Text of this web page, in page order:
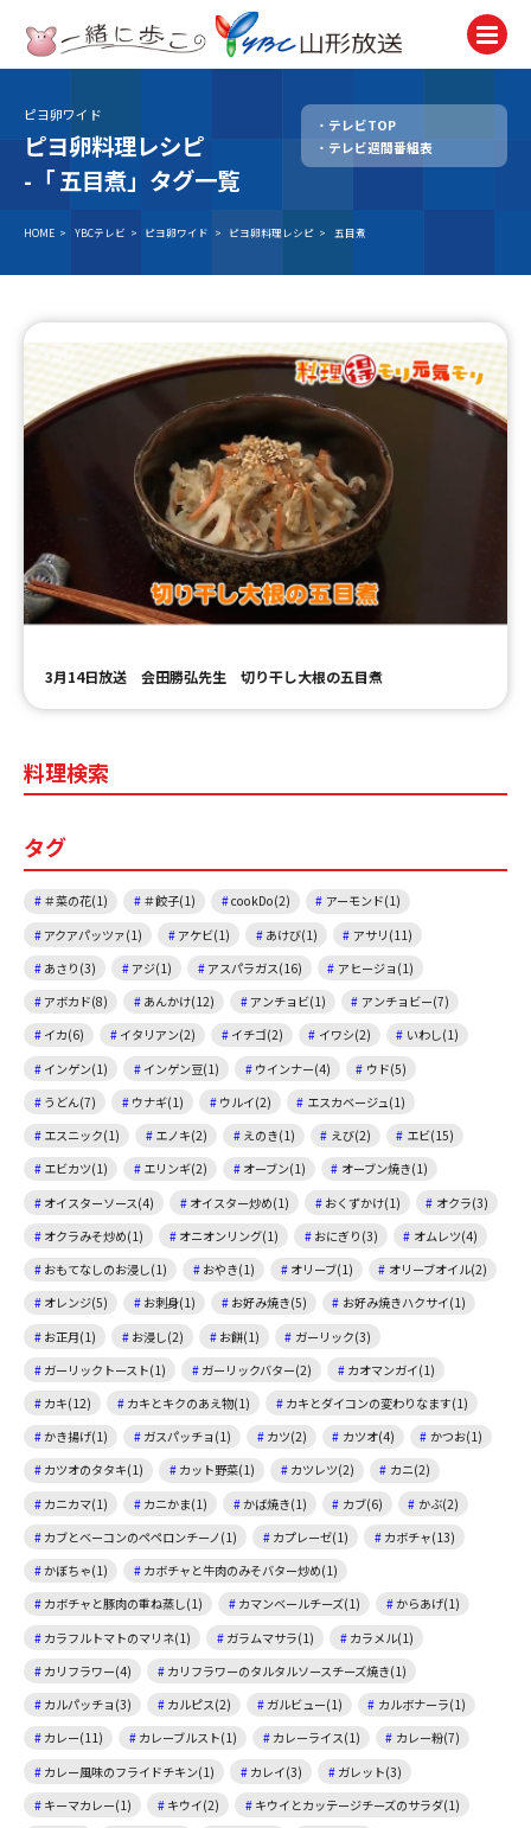
テレビ
TV
ニュース
アナウンサー
Announcer
イベント
Event
試写会・プレゼント
Present
ＹＢＣオンデマンド
ピヨ卵ワイド
ピヨ卵料理レシピ
-「五目煮」タグ一覧
テレビTOP
テレビ週間番組表
HOME > YBCテレビ > ピヨ卵ワイド > ピヨ卵料理レシピ > 五目煮
3月14日放送 会田勝弘先生 切り干し大根の五目煮
料理検索
タグ
＃菜の花(1) ＃餃子(1) cookDo(2)
アーモンド(1)
アクアパッツァ(1)
アケビ(1) あけび(1)
アサリ(11)
あさり(3)
アジ(1) アスパラガス(16)
アヒージョ(1)
アボカド(8)
あんかけ(12) アンチョビ(1)
アンチョビー(7)
イカ(6)
イタリアン(2) イチゴ(2) イワシ(2)
いわし(1)
インゲン(1)
インゲン豆(1) ウインナー(4)
ウド(5)
うどん(7)
ウナギ(1) ウルイ(2)
エスカベージュ(1)
エスニック(1)
エノキ(2) えのき(1) えび(2)
エビ(15)
エビカツ(1)
エリンギ(2) オーブン(1)
オーブン焼き(1)
オイスターソース(4)
オイスター炒め(1) おくずかけ(1)
オクラ(3)
オクラみそ炒め(1)
オニオンリング(1) おにぎり(3)
オムレツ(4)
おもてなしのお浸し(1)
おやき(1) オリーブ(1)
オリーブオイル(2)
オレンジ(5)
お刺身(1) お好み焼き(5)
お好み焼きハクサイ(1)
お正月(1)
お浸し(2) お餅(1)
ガーリック(3)
ガーリックトースト(1)
ガーリックバター(2)
カオマンガイ(1)
カキ(12)
カキとキクのあえ物(1)
カキとダイコンの変わりなます(1)
かき揚げ(1)
ガスパッチョ(1) カツ(2) カツオ(4)
かつお(1)
カツオのタタキ(1)
カット野菜(1) カツレツ(2)
カニ(2)
カニカマ(1)
カニかま(1) かば焼き(1) カブ(6)
かぶ(2)
カブとベーコンのペペロンチーノ(1)
カプレーゼ(1)
カボチャ(13)
かぼちゃ(1)
カボチャと牛肉のみそバター炒め(1)
カボチャと豚肉の重ね蒸し(1)
カマンベールチーズ(1)
からあげ(1)
カラフルトマトのマリネ(1)
ガラムマサラ(1)
カラメル(1)
カリフラワー(4)
カリフラワーのタルタルソースチーズ焼き(1)
カルパッチョ(3)
カルピス(2) ガルビュー(1)
カルボナーラ(1)
カレー(11)
カレーブルスト(1) カレーライス(1)
カレー粉(7)
カレー風味のフライドチキン(1)
カレイ(3)
ガレット(3)
キーマカレー(1)
キウイ(2)
キウイとカッテージチーズのサラダ(1)